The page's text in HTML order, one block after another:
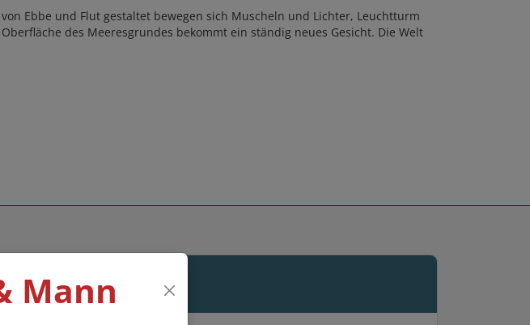
Ebbe und Flut gestaltet bewegen sich Muscheln und Lichter, Leuchtturm
des Meeresgrundes bekommt ein ständig neues Gesicht. Die Welt
Mann